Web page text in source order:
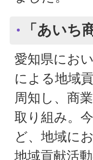
「あいち
愛知県にお
による地域
周知し、商
取り組み。
ど、地域に
地域貢献活